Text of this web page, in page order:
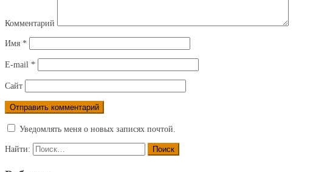
Комментарий
Имя *
E-mail *
Сайт
Уведомлять меня о новых записях почтой.
Найти: